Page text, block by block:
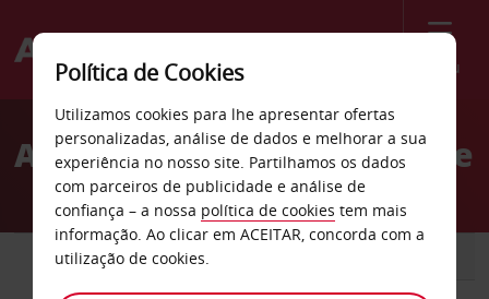
Menu
Welcome
AvisAluguer de carros Dubuque
CARRO
Política de Cookies
Utilizamos cookies para lhe apresentar ofertas
personalizadas, análise de dados e melhorar a sua
experiência no nosso site. Partilhamos os dados
com parceiros de publicidade e análise de
confiança – a nossa política de cookies tem mais
informação. Ao clicar em ACEITAR, concorda com a
utilização de cookies.